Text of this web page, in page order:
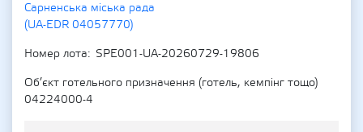
Сарненська міська рада
(UA-EDR 04057770)
Номер лота
SPE001-UA-20260729-19806
Об’єкт готельного призначення (готель, кемпінг тощо)
04224000-4